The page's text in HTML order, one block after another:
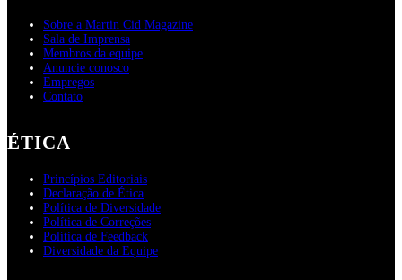
Sobre a Martin Cid Magazine
Sala de Imprensa
Membros da equipe
Anuncie conosco
Empregos
Contato
ÉTICA
Princípios Editoriais
Declaração de Ética
Política de Diversidade
Política de Correções
Política de Feedback
Diversidade da Equipe